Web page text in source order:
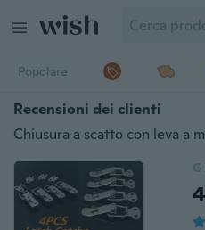
Popolare
Recensioni dei clienti